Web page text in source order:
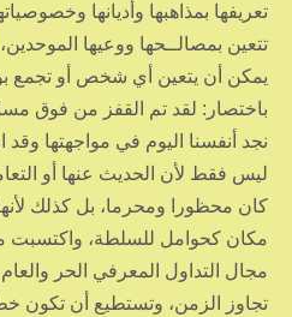
تعريفها بمذاهبها وأديانها
تتعين بمصالــحها ووعيها
يمكن أن يتعين أي شخص أو تجمع
باختصار: لقد تم القفز من فوق
نجد أنفسنا اليوم في مواجهتها
ليس فقط لأن الحديث عنها أو
كان محظورا ومحرما، بل كذلك
مكان كحوامل للسلطة، واكتسبت
مجال التداول المعرفي الحر
تجاوز الزمن، وتستطيع أن تكون